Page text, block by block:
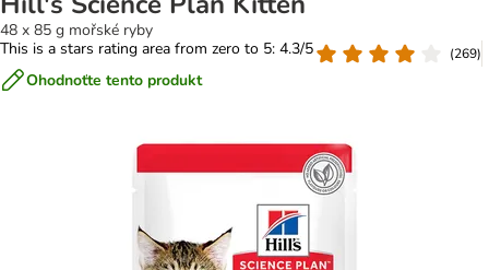
48 x 85 g mořské ryby
This is a stars rating area from zero to 5: 4.3/5
(269)
Ohodnoťte tento produkt